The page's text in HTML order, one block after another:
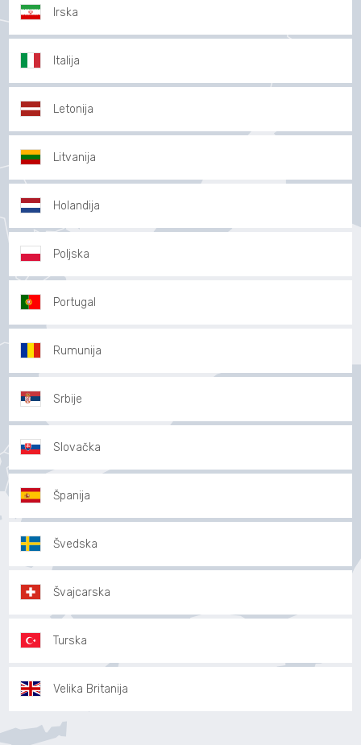
Irska
Italija
Letonija
Litvanija
Holandija
Poljska
Portugal
Rumunija
Srbije
Slovačka
Španija
Švedska
Švajcarska
Turska
Velika Britanija